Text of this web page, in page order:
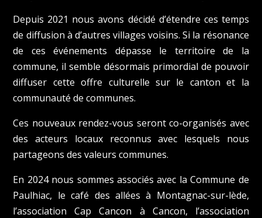
Depuis 2021 nous avons décidé d’étendre ces temps
de diffusion à d’autres villages voisins. Si la résonance
de ces événements dépasse le territoire de la
commune, il semble désormais primordial de pouvoir
diffuser cette offre culturelle sur le canton et la
communauté de communes.
Ces nouveaux rendez-vous seront co-organisés avec
des acteurs locaux reconnus avec lesquels nous
partageons des valeurs communes.
En 2024 nous sommes associés avec la Commune de
Paulhiac, le café des allées à Montagnac-sur-lède,
l’association Cap Cancon à Cancon, l’association